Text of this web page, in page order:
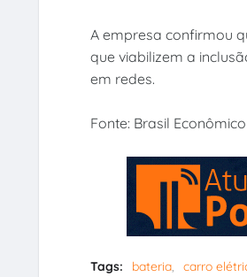
A empresa confirmou
que viabilizem a
em redes.
Fonte: Brasil Econômico
Tags: bateria carro